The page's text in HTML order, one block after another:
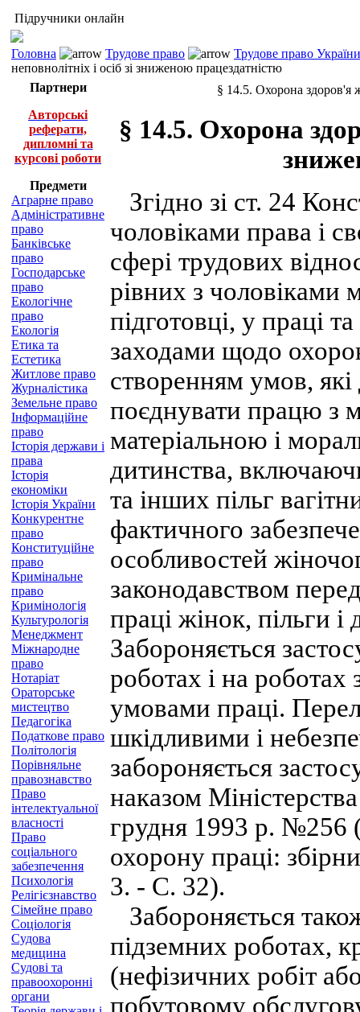
Підручники онлайн
Головна Трудове право
Трудове право
неповнолітніх і осіб зі зниженою працездатністю
Партнери
Авторські
реферати,
дипломні та
курсові роботи
Предмети
Аграрне право
Адміністративне
право
Банківське
право
Господарське
право
Екологічне
право
Екологія
Етика та
Естетика
Житлове право
Журналістика
Земельне право
Інформаційне
право
Історія держави і
права
Історія
економіки
Історія України
Конкурентне
право
Конституційне
право
Кримінальне
право
Кримінологія
Культурологія
Менеджмент
Міжнародне
право
Нотаріат
Ораторське
мистецтво
Педагогіка
Податкове право
Політологія
Порівняльне
правознавство
Право
інтелектуальної
власності
Право
соціального
забезпечення
Психологія
Релігієзнавство
Сімейне право
Соціологія
Судова
медицина
Судові та
правоохоронні
органи
§ 14.5. Охорона здоров'я
§ 14.5. Охорона
Згідно зі ст. 24
чоловіками права і
сфері трудових
рівних з чоловіками
підготовці, у праці
заходами щодо
створенням умов,
поєднувати працю з
матеріальною і
дитинства,
та інших пільг
фактичного
особливостей
законодавством
праці жінок, пільги і
Забороняється
роботах і на
умовами праці.
шкідливими і
забороняється
наказом
грудня 1993 р. №256
охорону праці:
3. - С. 32).
Забороняється
підземних роботах,
(нефізичних робіт
побутовому